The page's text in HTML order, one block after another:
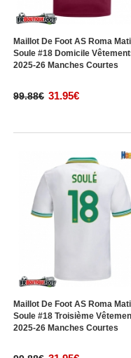
Maillot De Foot AS Roma
Soule #18 Domicile
2025-26 Manches Courtes
99.88€ 31.95€
Maillot De Foot AS Roma
Soule #18 Troisième
2025-26 Manches Courtes